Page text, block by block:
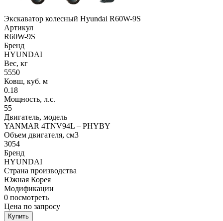
Экскаватор колесный Hyundai R60W-9S
Артикул
R60W-9S
Бренд
HYUNDAI
Вес, кг
5550
Ковш, куб. м
0.18
Мощность, л.с.
55
Двигатель, модель
YANMAR 4TNV94L – PHYBY
Объем двигателя, см3
3054
Бренд
HYUNDAI
Страна производства
Южная Корея
Модификации
0 посмотреть
Цена по запросу
Купить